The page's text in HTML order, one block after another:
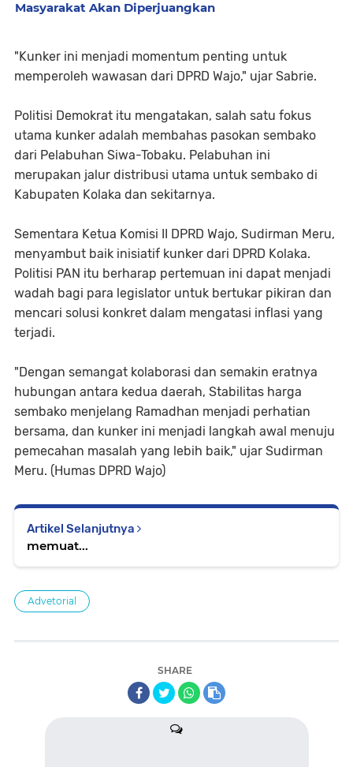
Masyarakat Akan Diperjuangkan
"Kunker ini menjadi momentum penting untuk
memperoleh wawasan dari DPRD Wajo," ujar Sabrie.
Politisi Demokrat itu mengatakan, salah satu fokus
utama kunker adalah membahas pasokan sembako
dari Pelabuhan Siwa-Tobaku. Pelabuhan ini
merupakan jalur distribusi utama untuk sembako di
Kabupaten Kolaka dan sekitarnya.
Sementara Ketua Komisi II DPRD Wajo, Sudirman Meru,
menyambut baik inisiatif kunker dari DPRD Kolaka.
Politisi PAN itu berharap pertemuan ini dapat menjadi
wadah bagi para legislator untuk bertukar pikiran dan
mencari solusi konkret dalam mengatasi inflasi yang
terjadi.
"Dengan semangat kolaborasi dan semakin eratnya
hubungan antara kedua daerah, Stabilitas harga
sembako menjelang Ramadhan menjadi perhatian
bersama, dan kunker ini menjadi langkah awal menuju
pemecahan masalah yang lebih baik," ujar Sudirman
Meru. (Humas DPRD Wajo)
Artikel Selanjutnya
memuat...
Advetorial
SHARE